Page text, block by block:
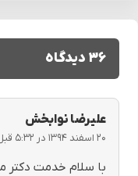
۳۶ دیدگاه
علیرضا نوابخش
۲۰ اسفند ۱۳۹۴ در ۵:۳۲ قبل از ظهر
با سلام خدمت دکتر